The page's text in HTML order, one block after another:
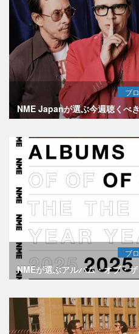
ブ
NME Japanが選ぶ今週聴くべ
ブ
NMEが選ぶアルバム・オブ・